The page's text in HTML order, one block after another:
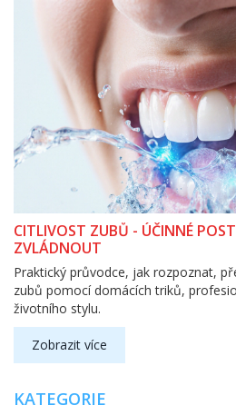
CITLIVOST ZUBŮ - ÚČINNÉ
ZVLÁDNOUT
Praktický průvodce, jak rozpoznat,
zubů pomocí domácích triků,
životního stylu.
Zobrazit více
KATEGORIE